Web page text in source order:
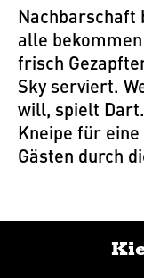
Nachbarschaft
alle
frisch
Sky serviert.
will, spielt
Kneipe für
Gästen durch